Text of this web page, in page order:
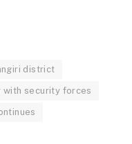
district
with security forces